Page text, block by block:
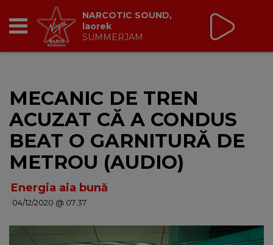
BREAKFAST
TIC TALK
CÂȘTIGĂ
HOT 30
DANCEFLOOR CHART
Non Stop Virgin
cu Virgin Radio Romania
24/24
MECANIC DE TREN
ACUZAT CĂ A CONDUS
BEAT O GARNITURĂ DE
METROU (AUDIO)
Energia aia bună
04/12/2020 @ 07:37